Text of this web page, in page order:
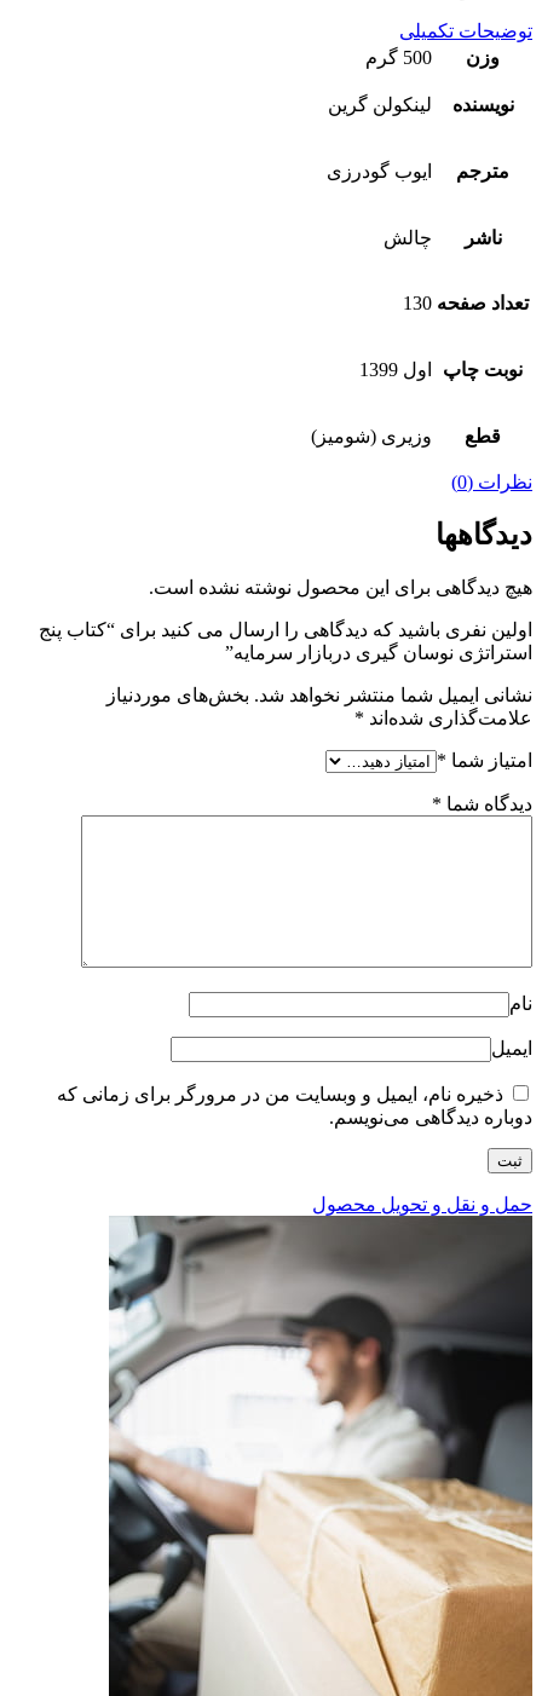
توضیحات تکمیلی
وزن
500 گرم
نویسنده لينكولن گرين
مترجم ايوب گودرزی
ناشر چالش
تعداد صفحه 130
نوبت چاپ اول 1399
قطع وزیری (شومیز)
نظرات (0)
دیدگاهها
هیچ دیدگاهی برای این محصول نوشته نشده است.
اولین نفری باشید که دیدگاهی را ارسال می کنید برای “کتاب پنج
استراتژی نوسان گیری دربازار سرمایه”
نشانی ایمیل شما منتشر نخواهد شد. بخش‌های موردنیاز
علامت‌گذاری شده‌اند *
امتیاز شما *
دیدگاه شما *
نام
ایمیل
ذخیره نام، ایمیل و وبسایت من در مرورگر برای زمانی که
دوباره دیدگاهی می‌نویسم.
حمل و نقل و تحویل محصول